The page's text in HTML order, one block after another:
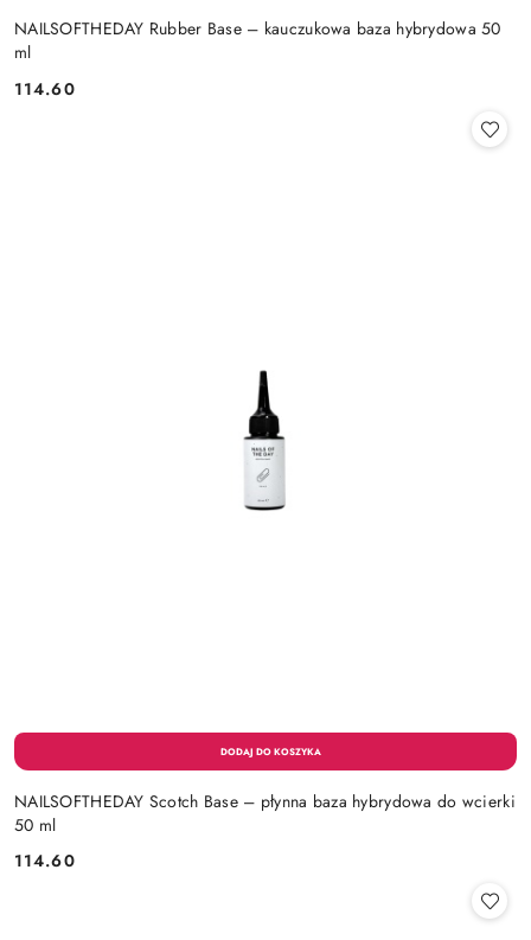
NAILSOFTHEDAY Rubber Base – kauczukowa baza hybrydowa 50
ml
Cena:
114.60
NAILSOFTHEDAY Scotch Base – płynna baza hybrydowa do wcierki
50 ml
Cena:
114.60